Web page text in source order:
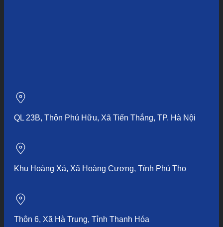
QL 23B, Thôn Phú Hữu, Xã Tiến Thắng, TP. Hà Nội
Khu Hoàng Xá, Xã Hoàng Cương, Tỉnh Phú Thọ
Thôn 6, Xã Hà Trung, Tỉnh Thanh Hóa